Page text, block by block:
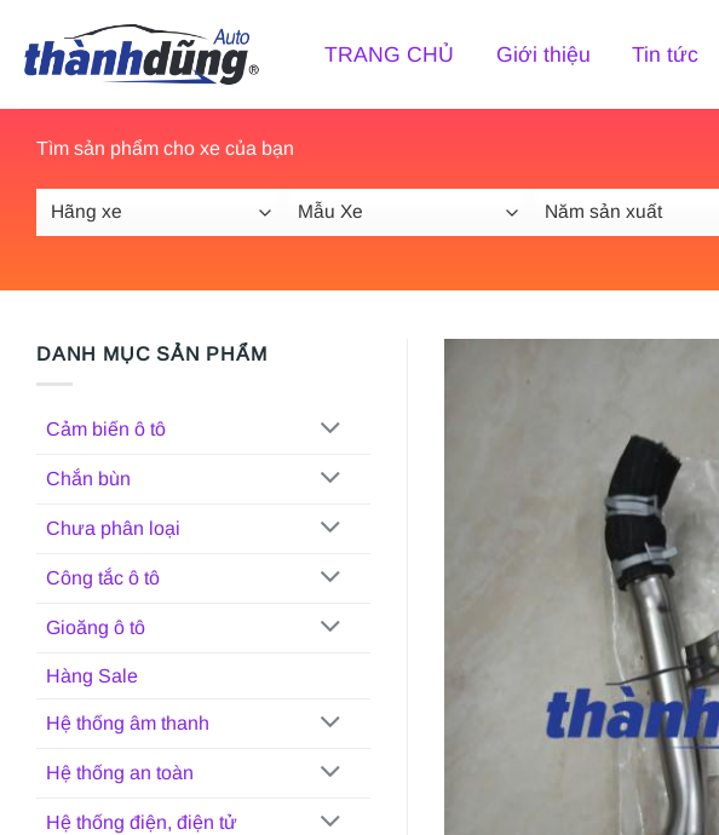
qua
nội
dung
TRANG CHỦ Giới thiệu Tin tức
Tìm sản phẩm cho xe của bạn
DANH MỤC SẢN PHẨM
Cảm biến ô tô
Chắn bùn
Chưa phân loại
Công tắc ô tô
Gioăng ô tô
Hàng Sale
Hệ thống âm thanh
Hệ thống an toàn
Hệ thống điện, điện tử